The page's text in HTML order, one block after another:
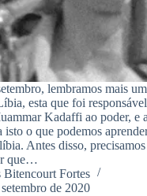
lembramos mais
esta que foi
Kadaffi ao poder, e
isto o que podemos
Antes disso, precisamos
que…
Bitencourt Fortes
de 2020